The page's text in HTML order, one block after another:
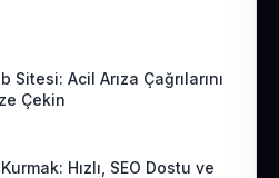
Sitesi: Acil Arıza Çağrılarını
Çekin
Hızlı, SEO Dostu ve